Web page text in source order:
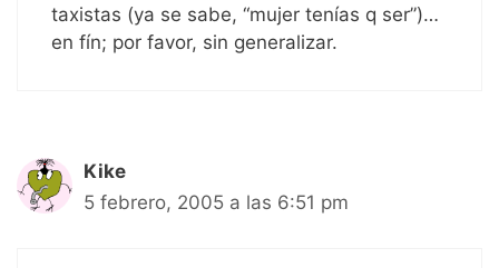
taxistas (ya se sabe, “mujer tenías q ser”)…
en fín; por favor, sin generalizar.
Kike
5 febrero, 2005 a las 6:51 pm